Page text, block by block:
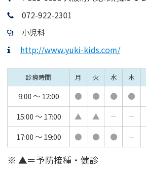
072-922-2301
小児科
http://www.yuki-kids.com/
診療時間 月 火 水 木
9:00 ～ 12:00 ● ● ● ●
15:00 ～ 17:00
▲ ▲ － －
17:00 ～ 19:00
● ● ● －
※ ▲＝予防接種・健診